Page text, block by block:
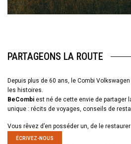
PARTAGEONS LA ROUTE
Depuis plus de 60 ans, le Combi
les histoires.
BeCombi est né de cette envie de partager
unique : récits de voyages, conseils de
Vous rêvez d’en posséder un, de le
ÉCRIVEZ-NOUS